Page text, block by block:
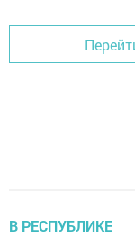
В РЕСПУБЛИКЕ